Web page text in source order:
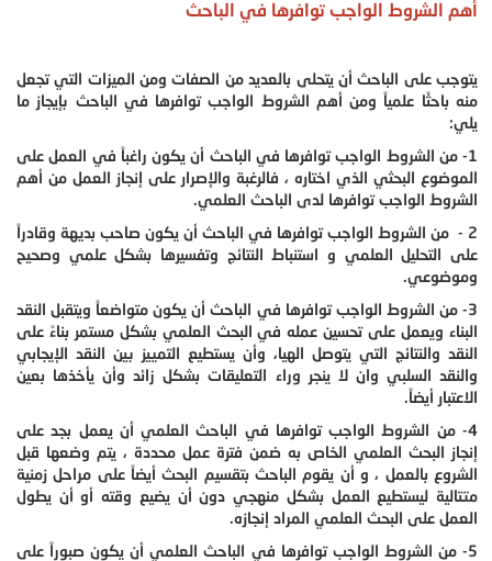
أهم الشروط الواجب توافرها في الباحث
يتوجب على الباحث أن يتحلى بالعديد من الصفات ومن الميزات التي تجعل
منه باحثًا علمياً ومن أهم الشروط الواجب توافرها في الباحث بإيجاز ما
يلي:
1- من الشروط الواجب توافرها في الباحث أن يكون راغباً في العمل على
الموضوع البحثي الذي اختاره ، فالرغبة والإصرار على إنجاز العمل من أهم
الشروط الواجب توافرها لدى الباحث العلمي.
2 - من الشروط الواجب توافرها في الباحث أن يكون صاحب بديهة وقادراً
على التحليل العلمي و استنباط النتائج وتفسيرها بشكل علمي وصحيح
وموضوعي.
3- من الشروط الواجب توافرها في الباحث أن يكون متواضعاً ويتقبل النقد
البناء ويعمل على تحسين عمله في البحث العلمي بشكل مستمر بناءً على
النقد والنتائج التي يتوصل الهيا، وأن يستطيع التمييز بين النقد الإيجابي
والنقد السلبي وان لا ينجر وراء التعليقات بشكل زائد وأن يأخذها بعين
الاعتبار أيضاً.
4- من الشروط الواجب توافرها في الباحث العلمي أن يعمل بجد على
إنجاز البحث العلمي الخاص به ضمن فترة عمل محددة ، يتم وضعها قبل
الشروع بالعمل ، و أن يقوم الباحث بتقسيم البحث أيضاً على مراحل زمنية
متتالية ليستطيع العمل بشكل منهجي دون أن يضيع وقته أو أن يطول
العمل على البحث العلمي المراد إنجازه.
5- من الشروط الواجب توافرها في الباحث العلمي أن يكون صبوراً على